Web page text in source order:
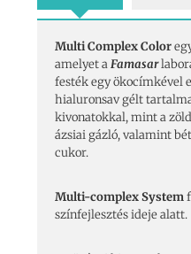
Multi Complex Color
amelyet aFamasar
festék egy ökocímkével
hialuronsav gélt
kivonatokkal, mint a
ázsiai gázló, valamint
cukor.
Multi-complex System
színfejlesztés ideje alatt.